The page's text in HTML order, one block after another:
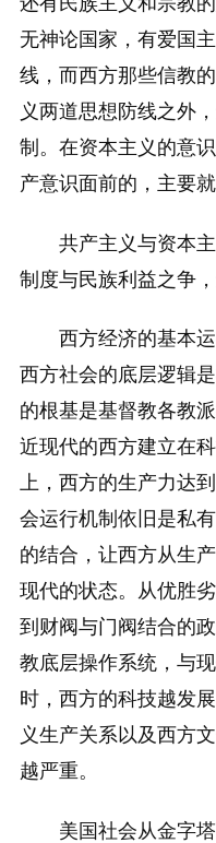
无神论国家，有爱国
线，而西方那些信教
义两道思想防线之外
制。在资本主义的意
产意识面前的，主要
共产主义与资本
制度与民族利益之争
西方经济的基本
西方社会的底层逻辑
的根基是基督教各教
近现代的西方建立在
上，西方的生产力达
会运行机制依旧是私
的结合，让西方从生
现代的状态。从优胜
到财阀与门阀结合的
教底层操作系统，与
时，西方的科技越发
义生产关系以及西方
越严重。
美国社会从金字